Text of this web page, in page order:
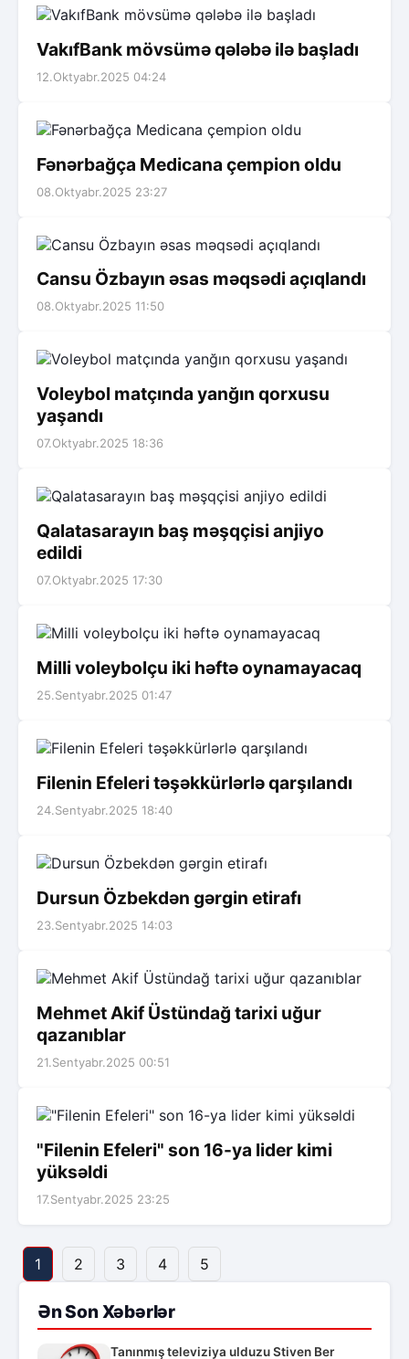
VakıfBank mövsümə qələbə ilə başladı
12.Oktyabr.2025 04:24
Fənərbağça Medicana çempion oldu
08.Oktyabr.2025 23:27
Cansu Özbayın əsas məqsədi açıqlandı
08.Oktyabr.2025 11:50
Voleybol matçında yanğın qorxusu
yaşandı
07.Oktyabr.2025 18:36
Qalatasarayın baş məşqçisi anjiyo
edildi
07.Oktyabr.2025 17:30
Milli voleybolçu iki həftə oynamayacaq
25.Sentyabr.2025 01:47
Filenin Efeleri təşəkkürlərlə qarşılandı
24.Sentyabr.2025 18:40
Dursun Özbekdən gərgin etirafı
23.Sentyabr.2025 14:03
Mehmet Akif Üstündağ tarixi uğur
qazanıblar
21.Sentyabr.2025 00:51
"Filenin Efeleri" son 16-ya lider kimi
yüksəldi
17.Sentyabr.2025 23:25
1 2 3 4 5
Ən Son Xəbərlər
Tanınmış televiziya ulduzu Stiven Ber